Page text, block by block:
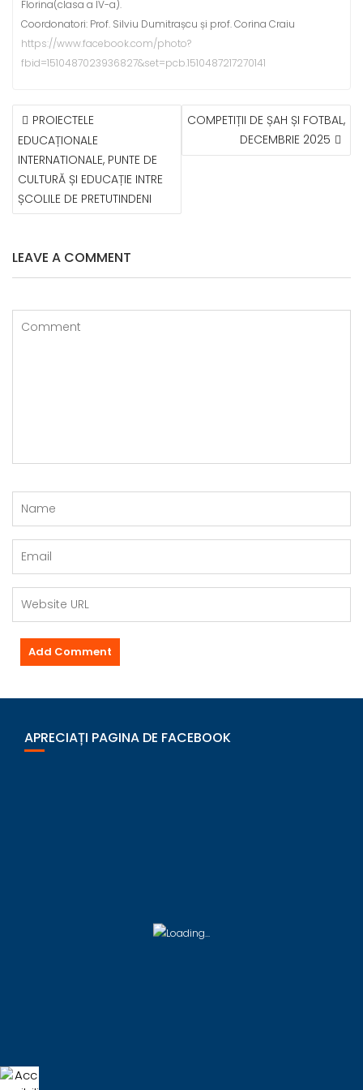
Florina(clasa a IV-a).
Coordonatori: Prof. Silviu Dumitrașcu și prof. Corina Craiu
https://www.facebook.com/photo?
fbid=1510487023936827&set=pcb.1510487217270141
NAVIGARE
ÎN
ARTICOLE
PROIECTELE
EDUCAȚIONALE
INTERNATIONALE, PUNTE DE
CULTURĂ ȘI EDUCAȚIE INTRE
ȘCOLILE DE PRETUTINDENI
COMPETIȚII DE ȘAH ȘI FOTBAL,
DECEMBRIE 2025
LEAVE A COMMENT
APRECIAȚI PAGINA DE FACEBOOK